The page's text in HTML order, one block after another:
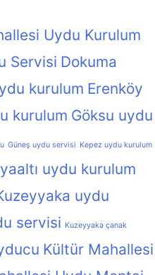
Uydu Kurulum
Servisi Dokuma
kurulum Erenköy
kurulum Göksu uydu
Güneş uydu servisi Kepez uydu kurulum
uydu kurulum
uydu
servisi Kuzeyyaka çanak
Kültür Mahallesi